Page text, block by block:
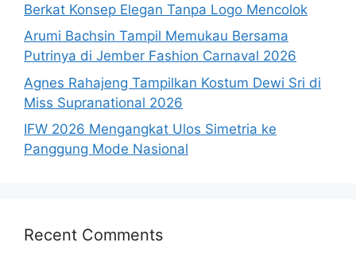
Berkat Konsep Elegan Tanpa Logo Mencolok
Arumi Bachsin Tampil Memukau Bersama
Putrinya di Jember Fashion Carnaval 2026
Agnes Rahajeng Tampilkan Kostum Dewi Sri di
Miss Supranational 2026
IFW 2026 Mengangkat Ulos Simetria ke
Panggung Mode Nasional
Recent Comments